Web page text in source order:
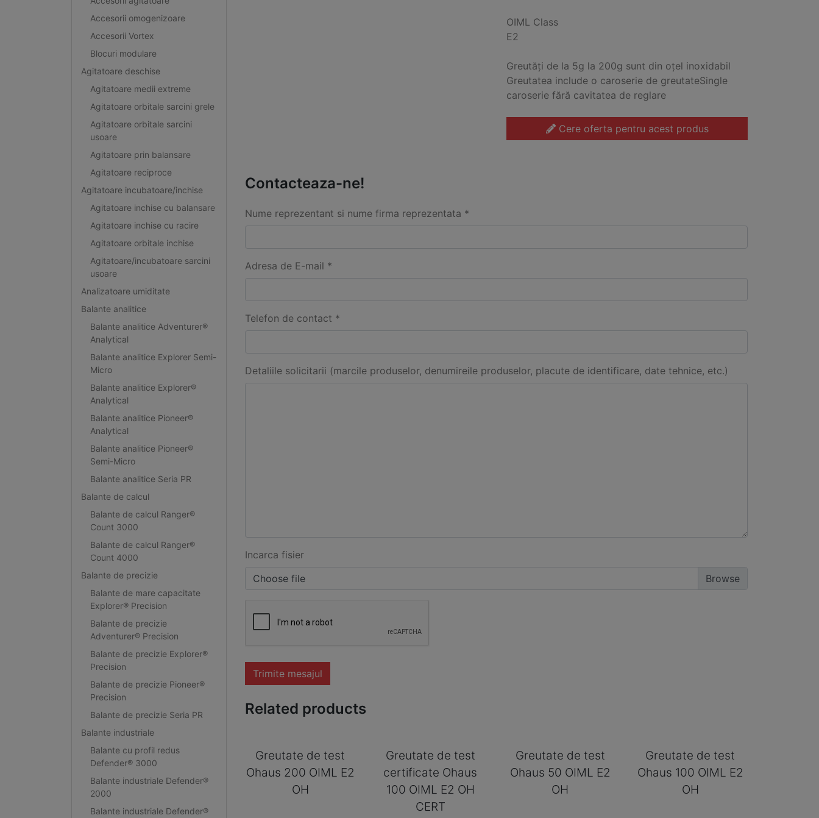
Accesorii omogenizoare
Accesorii Vortex
Blocuri modulare
Agitatoare deschise
Agitatoare medii extreme
Agitatoare orbitale sarcini grele
Agitatoare orbitale sarcini
usoare
Agitatoare prin balansare
Agitatoare reciproce
Agitatoare incubatoare/inchise
Agitatoare inchise cu balansare
Agitatoare inchise cu racire
Agitatoare orbitale inchise
Agitatoare/incubatoare sarcini
usoare
Analizatoare umiditate
Balante analitice
Balante analitice Adventurer®
Analytical
Balante analitice Explorer Semi-
Micro
Balante analitice Explorer®
Analytical
Balante analitice Pioneer®
Analytical
Balante analitice Pioneer®
Semi-Micro
Balante analitice Seria PR
Balante de calcul
Balante de calcul Ranger®
Count 3000
Balante de calcul Ranger®
Count 4000
Balante de precizie
Balante de mare capacitate
Explorer® Precision
Balante de precizie
Adventurer® Precision
Balante de precizie Explorer®
Precision
Balante de precizie Pioneer®
Precision
Balante de precizie Seria PR
Balante industriale
Balante cu profil redus
Defender® 3000
Balante industriale Defender®
2000
Balante industriale Defender®
OIML Class
E2
Greutăți de la 5g la 200g sunt din oțel inoxidabil
Greutatea include o caroserie de greutateSingle
caroserie fără cavitatea de reglare
Cere oferta pentru acest produs
Contacteaza-ne!
Nume reprezentant si nume firma reprezentata *
Adresa de E-mail *
Telefon de contact *
Detaliile solicitarii (marcile produselor, denumireile produselor, placute de identificare, date tehnice, etc.)
Incarca fisier
Choose file
Trimite mesajul
Related products
Greutate de test
Ohaus 200 OIML E2
OH
Greutate de test
certificate Ohaus
100 OIML E2 OH
CERT
Greutate de test
Ohaus 50 OIML E2
OH
Greutate de test
Ohaus 100 OIML E2
OH